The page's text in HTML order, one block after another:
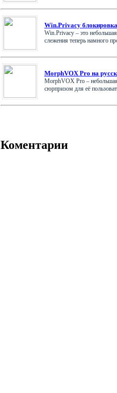
Win.Privacy
Win.Privacy – это
слежения теперь намного
MorphVOX Pro на
MorphVOX Pro – небольшая
сюрпризом для её
Коментарии